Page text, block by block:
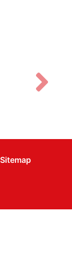
Sitemap